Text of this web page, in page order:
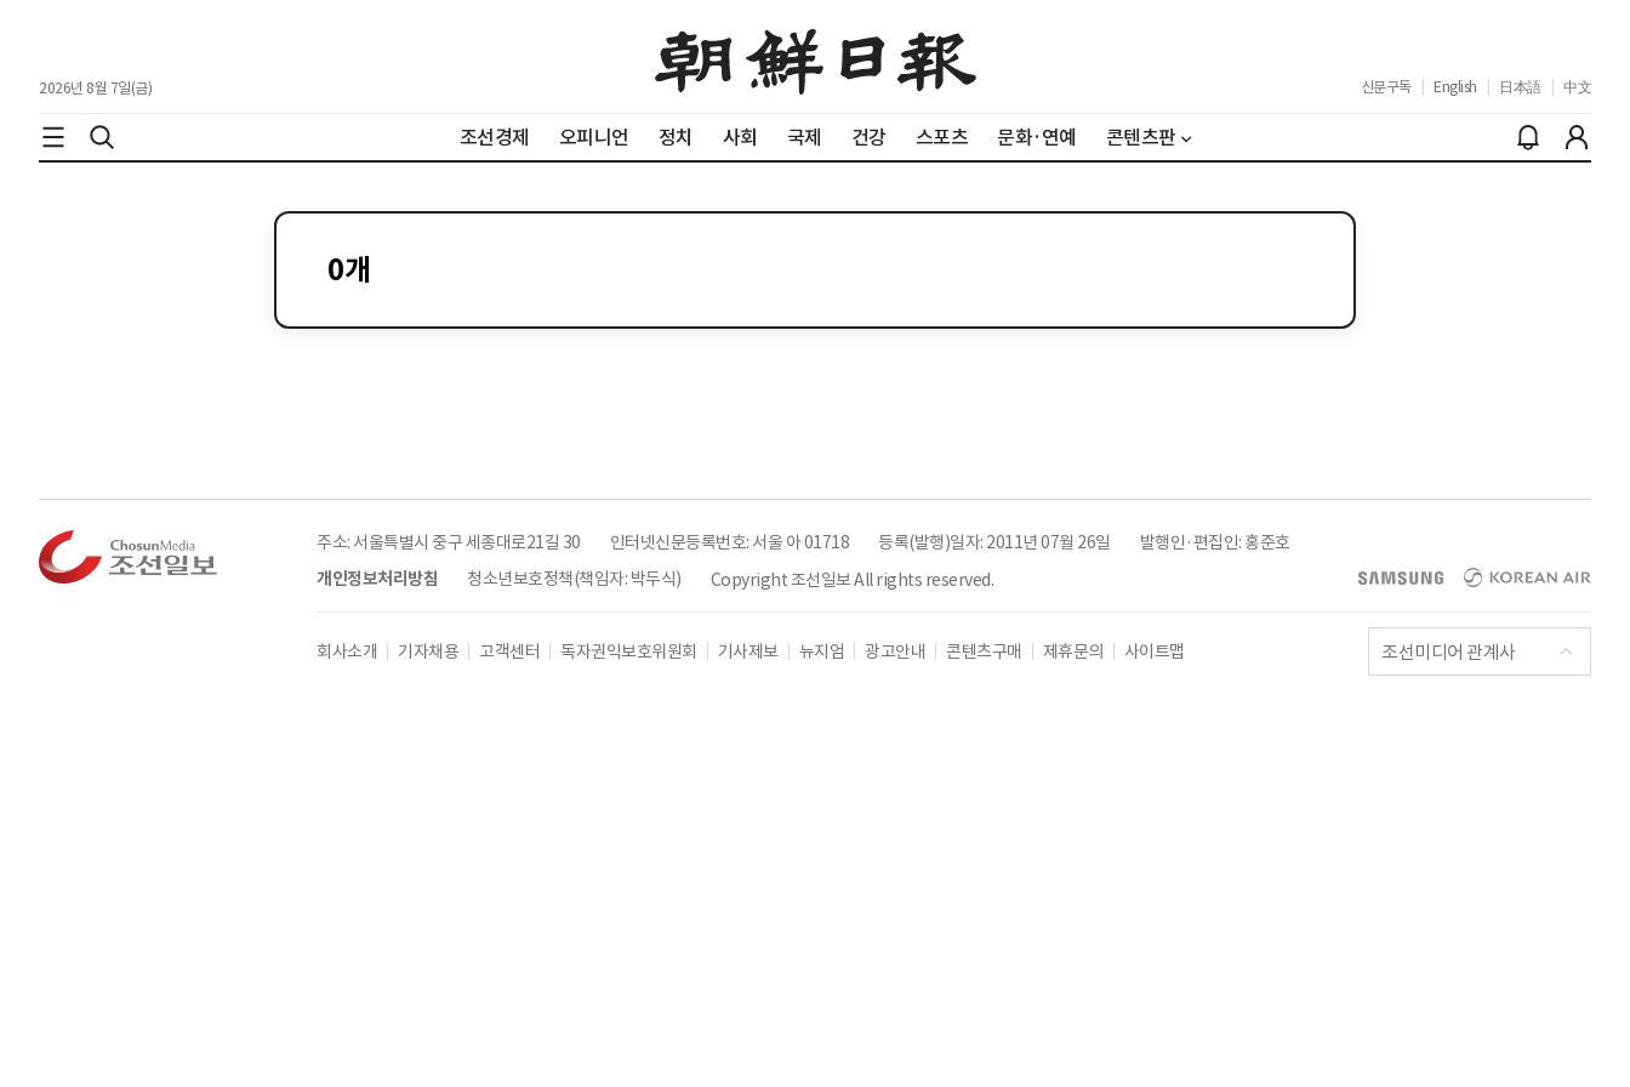
2026년 8월 7일(금) 신문구독 English 日本語 中文
조선경제 오피니언 정치 사회 국제 건강 스포츠 문화·연예 콘텐츠판
0개
주소: 서울특별시 중구 세종대로21길 30 인터넷신문등록번호: 서울 아 01718 등록(발행)일자: 2011년 07월 26일
발행인·편집인: 홍준호
개인정보처리방침
청소년보호정책(책임자: 박두식) Copyright 조선일보 All rights reserved.
회사소개 기자채용 고객센터 독자권익보호위원회 기사제보 뉴지엄 광고안내 콘텐츠구매 제휴문의 사이트맵 조선미디어 관계사